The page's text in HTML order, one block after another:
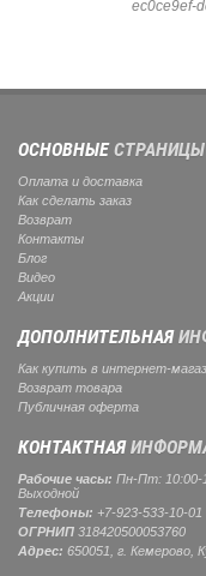
ec0ce9ef-
ОСНОВНЫЕСТРАНИЦЫ
Оплата и доставка
Как сделать заказ
Возврат
Контакты
Блог
Видео
Акции
ДОПОЛНИТЕЛЬНАЯ
Как купить в интернет-
Возврат товара
Публичная оферта
КОНТАКТНАЯ
Рабочие часы: Пн-Пт: 10:00-
Выходной
Телефоны: +7-923-533-10-01
ОГРНИП 318420500053760
Адрес: 650051, г. Кемерово,